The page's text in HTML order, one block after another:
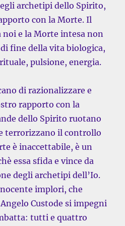
archetipi dello Spirito,
con la Morte. Il
e la Morte intesa non
fine della vita biologica,
pulsione, energia.
di razionalizzare e
rapporto con la
dello Spirito ruotano
terrorizzano il controllo
è inaccettabile, è un
essa sfida e vince da
degli archetipi dell’Io.
implori, che
Custode si impegni
tutti e quattro